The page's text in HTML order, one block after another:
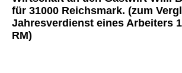
für 31000 Reichsmark. (zum
Jahresverdienst eines Arbeiters
RM)